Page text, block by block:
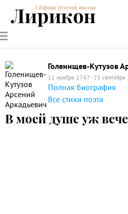
РУССКИЕ
ПОЭТЫ
СОВРЕМЕННИКИЭНЦИКЛОПЕДИЯ
ПОЭЗИИ
Сборник русской поэзии
Лирикон
Голенищев-Кутузов
12 ноября 1767 - 25 сентября
Полная биография
Все стихи поэта
В моей душе уж